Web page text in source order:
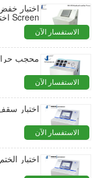
Screen اختبار ختم الحرارة الراقي ASTM F2029
الاستفسار الآن
محجب
الاستفسار الآن
اختبار
الاستفسار الآن
اختبار